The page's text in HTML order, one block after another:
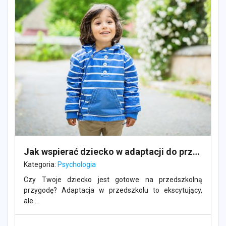
Jak wspierać dziecko w adaptacji do przedszkola i dlaczego to takie ważne?
Kategoria: Psychologia
Czy Twoje dziecko jest gotowe na przedszkolną
przygodę? Adaptacja w przedszkolu to ekscytujący,
ale...